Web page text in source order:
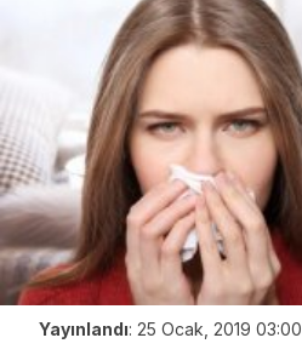
Yayınlandı: 25 Ocak, 2019 03:00